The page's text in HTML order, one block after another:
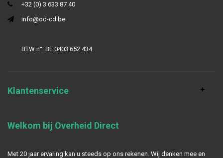
+32 (0) 3 633 87 40
info@od-cd.be
BTW n°: BE 0403.652.434
Klantenservice
Welkom bij Overheid Direct
Met 20 jaar ervaring kan u steeds op ons rekenen. Wij denken mee en